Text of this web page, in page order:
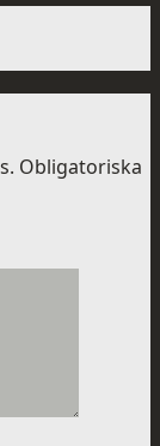
Obligatoriska